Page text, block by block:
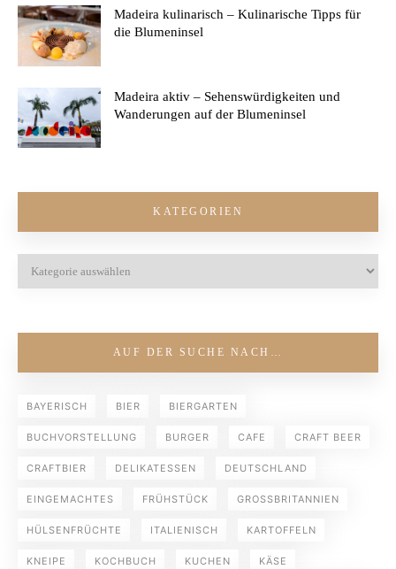
Madeira kulinarisch – Kulinarische Tipps für
die Blumeninsel
Madeira aktiv – Sehenswürdigkeiten und
Wanderungen auf der Blumeninsel
KATEGORIEN
AUF DER SUCHE NACH…
BAYERISCH BIER BIERGARTEN
BUCHVORSTELLUNG BURGER CAFE CRAFT BEER
CRAFTBIER DELIKATESSEN DEUTSCHLAND
EINGEMACHTES FRÜHSTÜCK GROSSBRITANNIEN
HÜLSENFRÜCHTE ITALIENISCH KARTOFFELN
KNEIPE KOCHBUCH KUCHEN KÄSE